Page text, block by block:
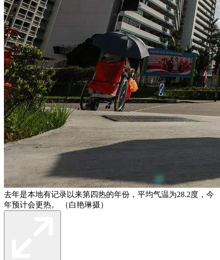
去年是本地有记录以来第四热的年份，平均气温为28.2度，今
年预计会更热。 （白艳琳摄）